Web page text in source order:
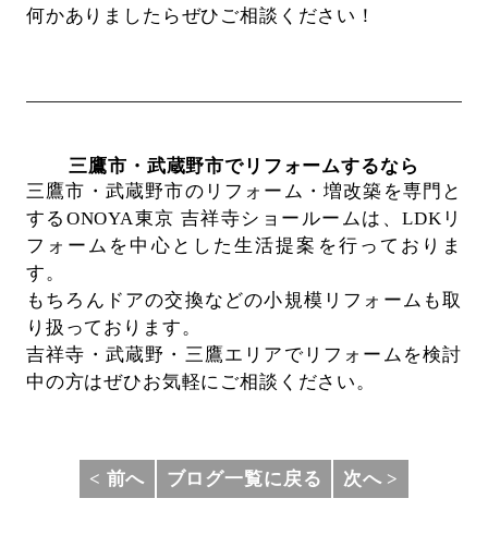
何かありましたらぜひご相談ください！
三鷹市・武蔵野市でリフォームするなら
三鷹市・武蔵野市のリフォーム・増改築を専門と
するONOYA東京 吉祥寺ショールームは、LDKリ
フォームを中心とした生活提案を行っておりま
す。
もちろんドアの交換などの小規模リフォームも取
り扱っております。
吉祥寺・武蔵野・三鷹エリアでリフォームを検討
中の方はぜひお気軽にご相談ください。
< 前へ ブログ一覧に戻る 次へ >